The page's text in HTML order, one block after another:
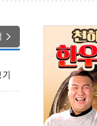
10대 구속…범행 후 반
서 정청래에 승리…金
경선 결과...김민석
표...김민석 47.37% 정
표...정청래 47.82% 김
표...김민석 50.30% 정